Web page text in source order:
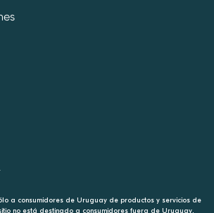
a consumidores de Uruguay de productos y servicios de
no está destinado a consumidores fuera de Uruguay.